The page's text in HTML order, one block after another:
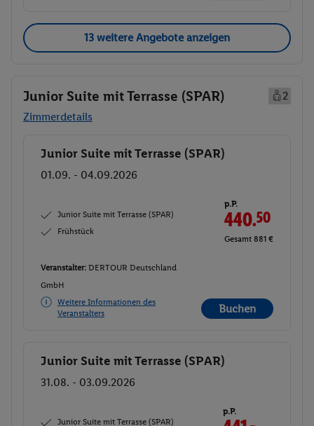
13 weitere Angebote anzeigen
Junior Suite mit Terrasse (SPAR)
2
Zimmerdetails
Buchen
Junior Suite mit Terrasse (SPAR)
01.09. - 04.09.2026
Junior Suite mit Terrasse (SPAR)
Frühstück
p.P.
440.50
Gesamt 881 €
Veranstalter: DERTOUR Deutschland
GmbH
Weitere Informationen des
Veranstalters
Buchen
Buchen
Junior Suite mit Terrasse (SPAR)
31.08. - 03.09.2026
Junior Suite mit Terrasse (SPAR)
p.P.